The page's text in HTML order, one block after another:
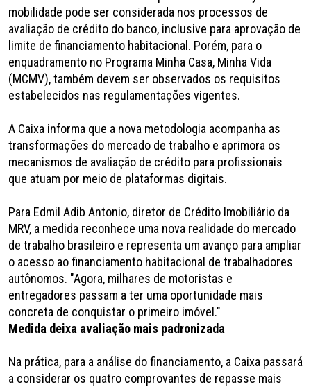
mobilidade pode ser considerada nos processos de
avaliação de crédito do banco, inclusive para aprovação de
limite de financiamento habitacional. Porém, para o
enquadramento no Programa Minha Casa, Minha Vida
(MCMV), também devem ser observados os requisitos
estabelecidos nas regulamentações vigentes.
A Caixa informa que a nova metodologia acompanha as
transformações do mercado de trabalho e aprimora os
mecanismos de avaliação de crédito para profissionais
que atuam por meio de plataformas digitais.
Para Edmil Adib Antonio, diretor de Crédito Imobiliário da
MRV, a medida reconhece uma nova realidade do mercado
de trabalho brasileiro e representa um avanço para ampliar
o acesso ao financiamento habitacional de trabalhadores
autônomos. "Agora, milhares de motoristas e
entregadores passam a ter uma oportunidade mais
concreta de conquistar o primeiro imóvel."
Medida deixa avaliação mais padronizada
Na prática, para a análise do financiamento, a Caixa passará
a considerar os quatro comprovantes de repasse mais